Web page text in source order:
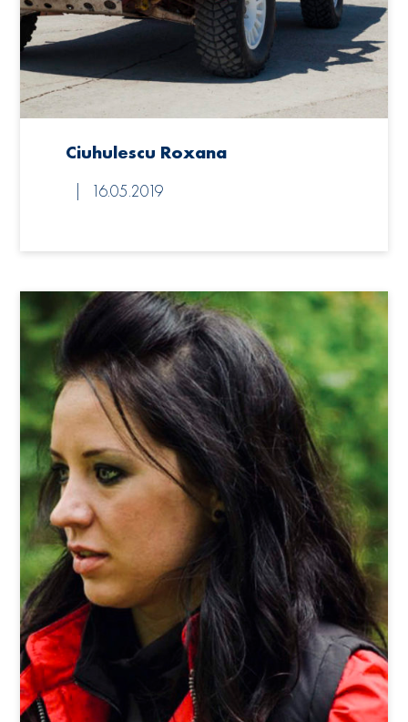
Ciuhulescu Roxana
16.05.2019